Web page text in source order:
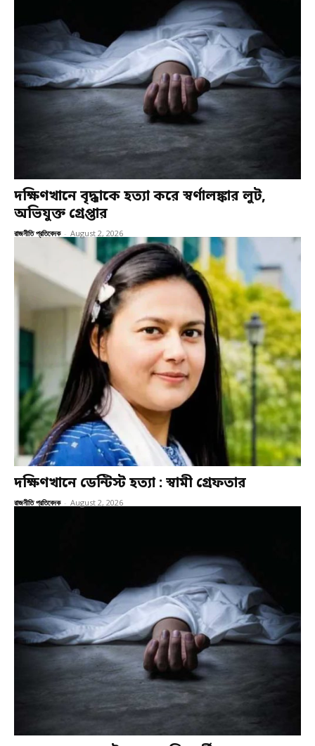
দক্ষিণখানে বৃদ্ধাকে হত্যা করে স্বর্ণালঙ্কার লুট,
অভিযুক্ত গ্রেপ্তার
রাজনীতি প্রতিবেদক - August 2, 2026
দক্ষিণখানে ডেন্টিস্ট হত্যা : স্বামী গ্রেফতার
রাজনীতি প্রতিবেদক - August 2, 2026